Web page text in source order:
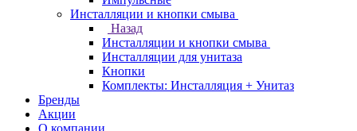
Инсталляции и кнопки смыва
Назад
Инсталляции и кнопки смыва
Инсталляции для унитаза
Кнопки
Комплекты: Инсталляция + Унитаз
Бренды
Акции
О компании